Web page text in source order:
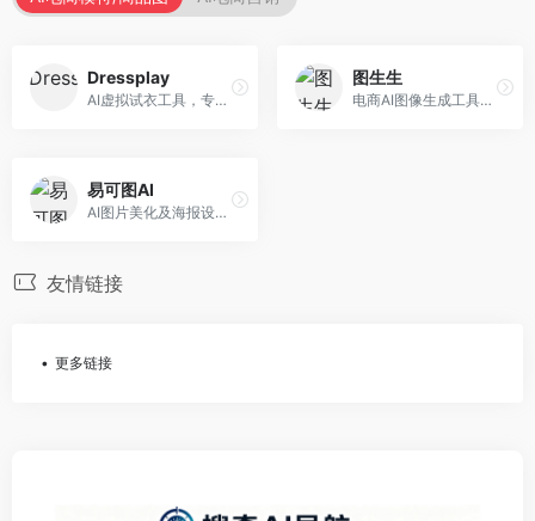
Dressplay
AI虚拟试衣工具，专注于服装电商体验。面向服装电商，提供虚拟试穿、尺码推荐、穿搭建议等服务，试衣体验真实。
图生生
电商AI图像生成工具，专注于商品图创作。面向电商卖家，提供商品图生成、背景替换、批量处理等服务，商品图质量高。
易可图AI
AI图片美化及海报设计平台，专注于电商视觉设计。面向电商卖家，提供图片美化、海报设计、营销素材等服务，设计效率高。
友情链接
更多链接